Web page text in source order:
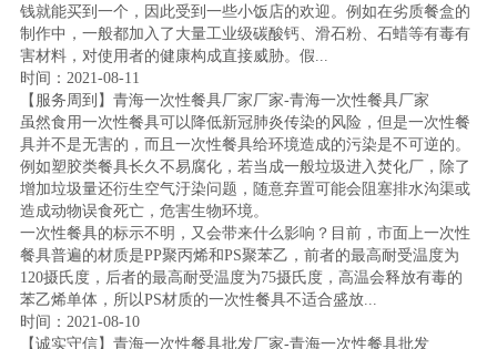
钱就能买到一个，因此受到一些小饭店的欢迎。例如在劣质餐盒的
制作中，一般都加入了大量工业级碳酸钙、滑石粉、石蜡等有毒有
害材料，对使用者的健康构成直接威胁。假...
时间：2021-08-11
【服务周到】青海一次性餐具厂家厂家-青海一次性餐具厂家
虽然食用一次性餐具可以降低新冠肺炎传染的风险，但是一次性餐
具并不是无害的，而且一次性餐具给环境造成的污染是不可逆的。
例如塑胶类餐具长久不易腐化，若当成一般垃圾进入焚化厂，除了
增加垃圾量还衍生空气汙染问题，随意弃置可能会阻塞排水沟渠或
造成动物误食死亡，危害生物环境。
一次性餐具的标示不明，又会带来什么影响？目前，市面上一次性
餐具普遍的材质是PP聚丙烯和PS聚苯乙，前者的最高耐受温度为
120摄氏度，后者的最高耐受温度为75摄氏度，高温会释放有毒的
苯乙烯单体，所以PS材质的一次性餐具不适合盛放...
时间：2021-08-10
【诚实守信】青海一次性餐具批发厂家-青海一次性餐具批发